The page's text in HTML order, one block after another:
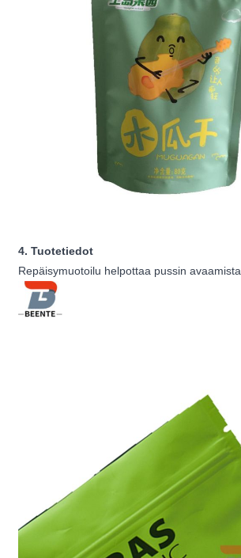
4. Tuotetiedot
Repäisymuotoilu helpottaa pussin avaamista